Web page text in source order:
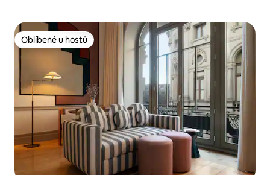
Oblíbené u hostů
Oblíbené u hostů